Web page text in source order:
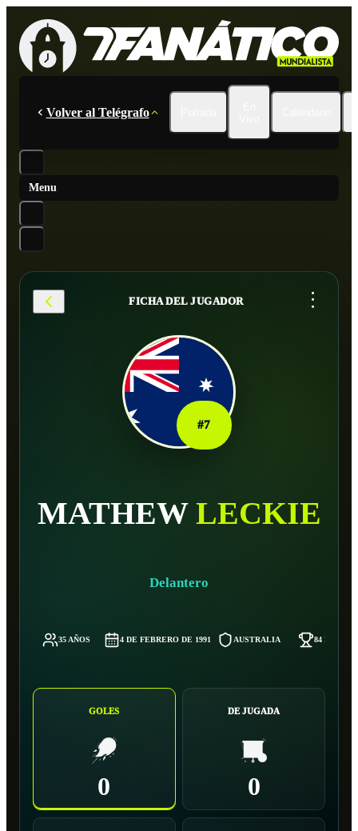
Volver al Telégrafo
Menu
FICHA DEL JUGADOR ...
#7
MATHEW LECKIE
Delantero
35 AÑOS 4 DE FEBRERO DE 1991 AUSTRALIA 84 KG
GOLES
0
DE JUGADA
0